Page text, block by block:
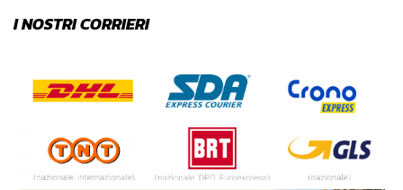
I NOSTRI CORRIERI